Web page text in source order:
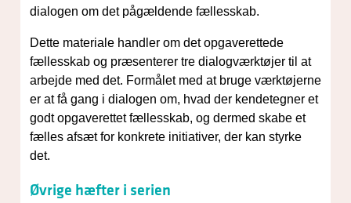
dialogen om det pågældende fællesskab.
Dette materiale handler om det opgaverettede
fællesskab og præsenterer tre dialogværktøjer til at
arbejde med det. Formålet med at bruge værktøjerne
er at få gang i dialogen om, hvad der kendetegner et
godt opgaverettet fællesskab, og dermed skabe et
fælles afsæt for konkrete initiativer, der kan styrke
det.
Øvrige hæfter i serien